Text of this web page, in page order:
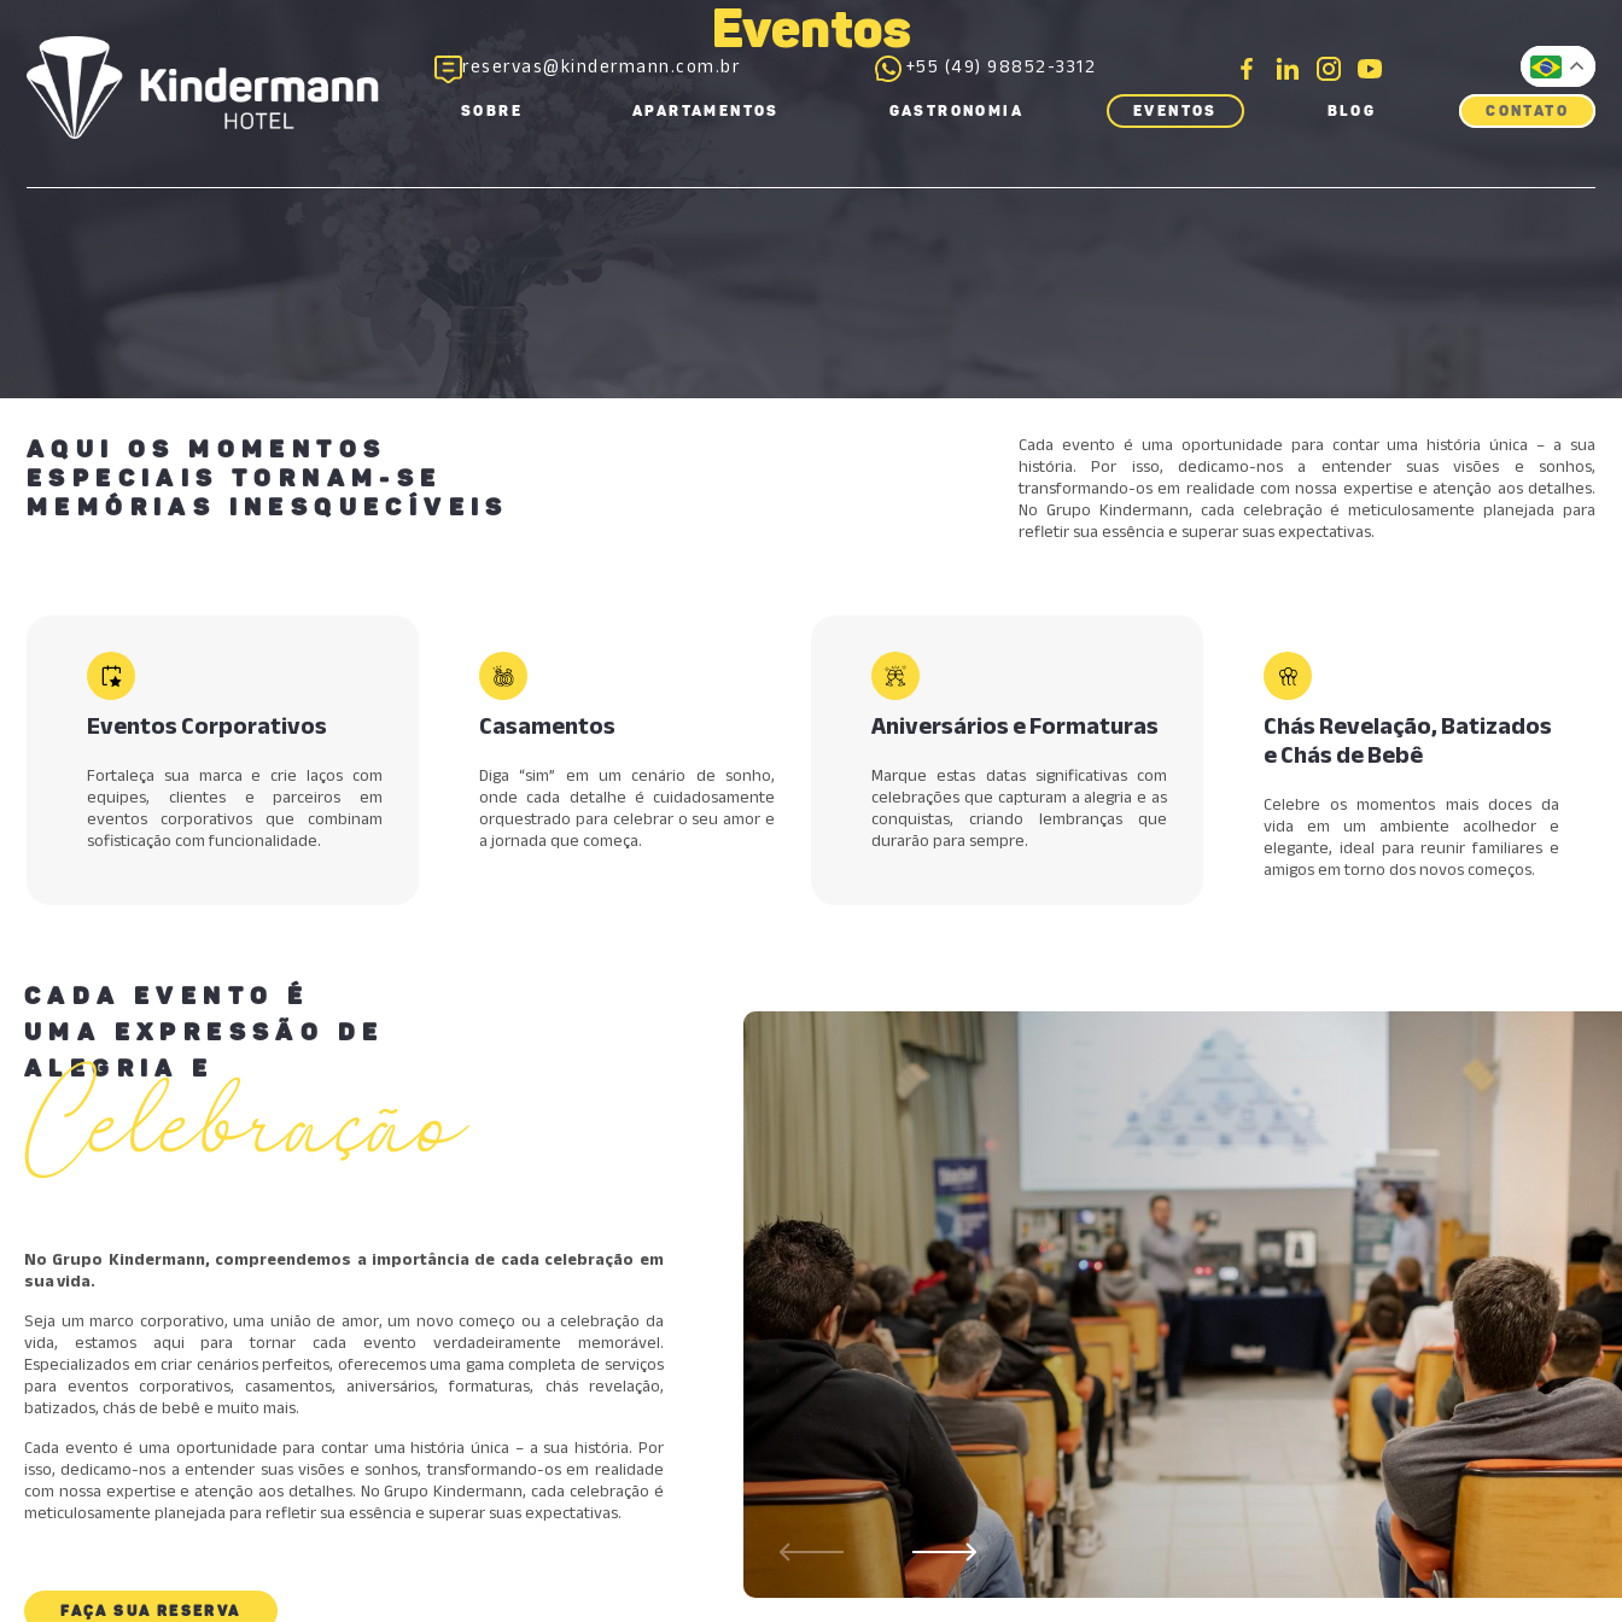
reservas@kindermann.com.br +55 (49) 98852-3312
SOBRE APARTAMENTOS GASTRONOMIA EVENTOS BLOG CONTATO
Eventos
AQUI OS MOMENTOS
ESPECIAIS TORNAM-SE
MEMÓRIAS INESQUECÍVEIS
Cada evento é uma oportunidade para contar uma história única – a sua
história. Por isso, dedicamo-nos a entender suas visões e sonhos,
transformando-os em realidade com nossa expertise e atenção aos detalhes.
No Grupo Kindermann, cada celebração é meticulosamente planejada para
refletir sua essência e superar suas expectativas.
Eventos Corporativos
Fortaleça sua marca e crie laços com
equipes, clientes e parceiros em
eventos corporativos que combinam
sofisticação com funcionalidade.
Casamentos
Diga “sim” em um cenário de sonho,
onde cada detalhe é cuidadosamente
orquestrado para celebrar o seu amor e
a jornada que começa.
Aniversários e Formaturas
Marque estas datas significativas com
celebrações que capturam a alegria e as
conquistas, criando lembranças que
durarão para sempre.
Chás Revelação, Batizados
e Chás de Bebê
Celebre os momentos mais doces da
vida em um ambiente acolhedor e
elegante, ideal para reunir familiares e
amigos em torno dos novos começos.
CADA EVENTO É
UMA EXPRESSÃO DE
ALEGRIA E
Celebração
No Grupo Kindermann, compreendemos a importância de cada celebração em
sua vida.
Seja um marco corporativo, uma união de amor, um novo começo ou a celebração da
vida, estamos aqui para tornar cada evento verdadeiramente memorável.
Especializados em criar cenários perfeitos, oferecemos uma gama completa de serviços
para eventos corporativos, casamentos, aniversários, formaturas, chás revelação,
batizados, chás de bebê e muito mais.
Cada evento é uma oportunidade para contar uma história única – a sua história. Por
isso, dedicamo-nos a entender suas visões e sonhos, transformando-os em realidade
com nossa expertise e atenção aos detalhes. No Grupo Kindermann, cada celebração é
meticulosamente planejada para refletir sua essência e superar suas expectativas.
FAÇA SUA RESERVA